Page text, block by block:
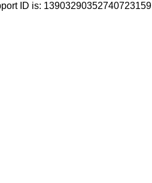
ID is: 13903290352740723159